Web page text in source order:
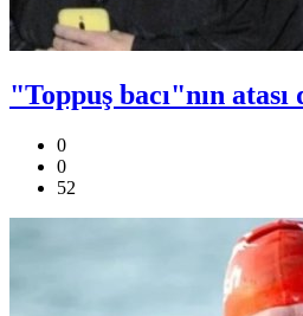
"Toppuş bacı"nın
0
0
52